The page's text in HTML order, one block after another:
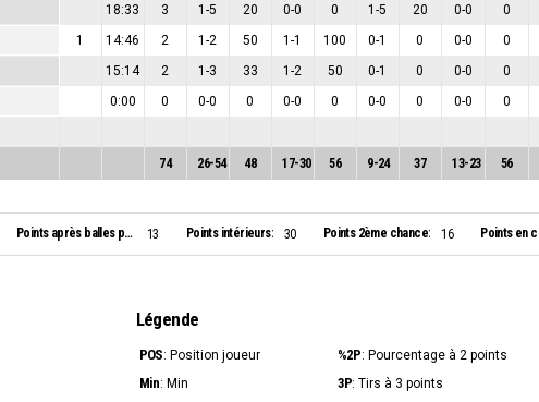
18:33 3 1-5 20 0-0 0 1-5 20 0-0 0
1 14:46 2 1-2 50 1-1 100 0-1 0 0-0 0
15:14 2 1-3 33 1-2 50 0-1 0 0-0 0
0:00 0 0-0 0 0-0 0 0-0 0 0-0 0
74 26-54 48 17-30 56 9-24 37 13-23 56
Points après balles perdues: 13 Points intérieurs: 30 Points 2ème chance: 16
Légende
POS: Position joueur %2P: Pourcentage à 2 points
Min: Min 3P: Tirs à 3 points